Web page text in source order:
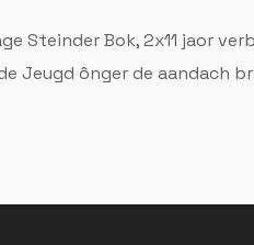
Steinder Bok, 2x11 jaor
Jeugd ônger de aandach